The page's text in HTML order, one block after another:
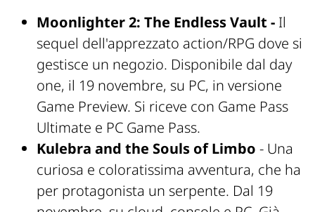
Moonlighter 2: The Endless Vault - Il
sequel dell'apprezzato action/RPG dove si
gestisce un negozio. Disponibile dal day
one, il 19 novembre, su PC, in versione
Game Preview. Si riceve con Game Pass
Ultimate e PC Game Pass.
Kulebra and the Souls of Limbo - Una
curiosa e coloratissima avventura, che ha
per protagonista un serpente. Dal 19